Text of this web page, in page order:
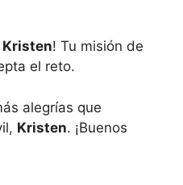
Kristen! Tu misión de
el reto.
alegrías que
Kristen. ¡Buenos